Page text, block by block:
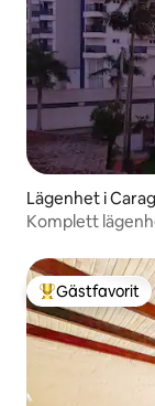
Lägenhet i
Komplett
Populär
Gästfavorit